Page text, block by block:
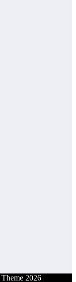
Theme 2026 |